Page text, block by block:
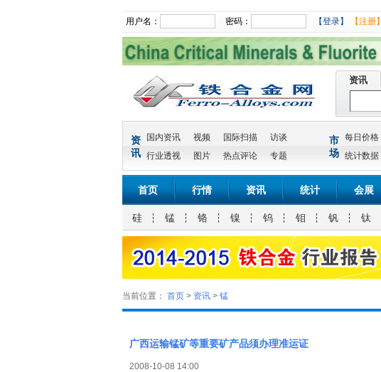
用户名： 密码： 【登录】 【注册】
资讯
资
讯
国内资讯 视频 国际扫描
访谈
行业透视
图片 热点评论 专题
市
场
每日价格
统计数据
首页 行情 资讯 统计 会展
硅 锰 铬 镍 钨 钼 钒 钛
当前位置： 首页 > 资讯 > 锰
广西运输锰矿等重要矿产品须办理准运证
2008-10-08 14:00